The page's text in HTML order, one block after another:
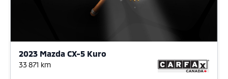
2023 Mazda CX-5 Kuro
33 871 km